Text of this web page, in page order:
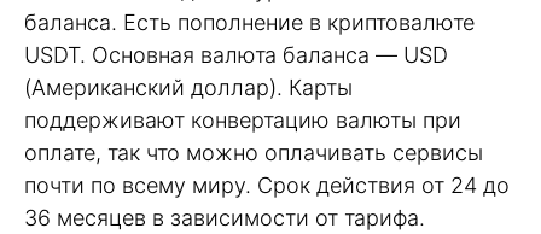
баланса. Есть пополнение в криптовалюте
USDT. Основная валюта баланса — USD
(Американский доллар). Карты
поддерживают конвертацию валюты при
оплате, так что можно оплачивать сервисы
почти по всему миру. Срок действия от 24 до
36 месяцев в зависимости от тарифа.